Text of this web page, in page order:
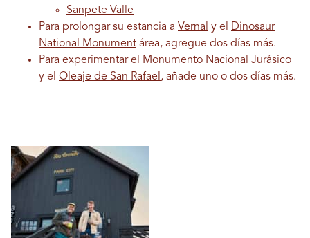
Sanpete Valle
Para prolongar su estancia a Vernal y el
Dinosaur
National Monument área, agregue dos días más.
Para experimentar el Monumento Nacional Jurásico
y el Oleaje de San Rafael , añade uno o dos días más.